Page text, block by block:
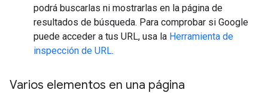
podrá buscarlas ni mostrarlas en la página de
resultados de búsqueda. Para comprobar si Google
puede acceder a tus URL, usa la Herramienta de
inspección de URL.
Varios elementos en una página